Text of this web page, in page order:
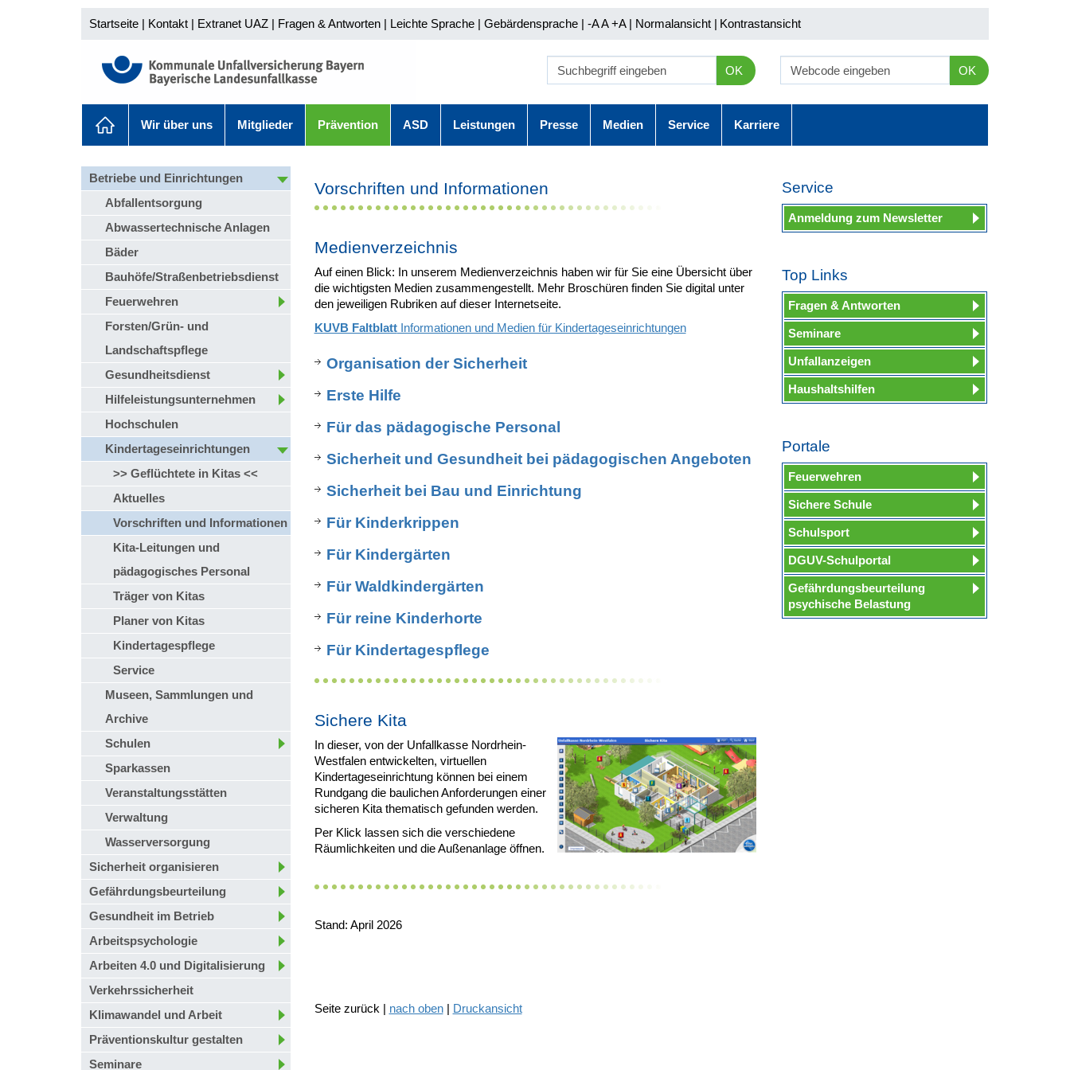
Startseite | Kontakt | Extranet UAZ | Fragen & Antworten | Leichte Sprache | Gebärdensprache | -A A+A | Normalansicht | Kontrastansicht
OK OK
Wir über uns Mitglieder Prävention ASD Leistungen Presse Medien Service Karriere
Betriebe und Einrichtungen
Abfallentsorgung
Abwassertechnische Anlagen
Bäder
Bauhöfe/Straßenbetriebsdienst
Feuerwehren
Forsten/Grün- und
Landschaftspflege
Gesundheitsdienst
Hilfeleistungsunternehmen
Hochschulen
Kindertageseinrichtungen
>> Geflüchtete in Kitas <<
Aktuelles
Vorschriften und Informationen
Kita-Leitungen und
pädagogisches Personal
Träger von Kitas
Planer von Kitas
Kindertagespflege
Service
Museen, Sammlungen und
Archive
Schulen
Sparkassen
Veranstaltungsstätten
Verwaltung
Wasserversorgung
Sicherheit organisieren
Gefährdungsbeurteilung
Gesundheit im Betrieb
Arbeitspsychologie
Arbeiten 4.0 und Digitalisierung
Verkehrssicherheit
Klimawandel und Arbeit
Präventionskultur gestalten
Seminare
Vorschriften und Informationen
Medienverzeichnis
Auf einen Blick: In unserem Medienverzeichnis haben wir für Sie eine Übersicht über
die wichtigsten Medien zusammengestellt. Mehr Broschüren finden Sie digital unter
den jeweiligen Rubriken auf dieser Internetseite.
KUVB FaltblattInformationen und Medien für Kindertageseinrichtungen
Organisation der Sicherheit
Erste Hilfe
Für das pädagogische Personal
Sicherheit und Gesundheit bei pädagogischen Angeboten
Sicherheit bei Bau und Einrichtung
Für Kinderkrippen
Für Kindergärten
Für Waldkindergärten
Für reine Kinderhorte
Für Kindertagespflege
Sichere Kita
In dieser, von der Unfallkasse Nordrhein-
Westfalen entwickelten, virtuellen
Kindertageseinrichtung können bei einem
Rundgang die baulichen Anforderungen einer
sicheren Kita thematisch gefunden werden.
Per Klick lassen sich die verschiedene
Räumlichkeiten und die Außenanlage öffnen.
Stand: April 2026
Seite zurück | nach oben| Druckansicht
Service
Anmeldung zum Newsletter
Top Links
Fragen & Antworten
Seminare
Unfallanzeigen
Haushaltshilfen
Portale
Feuerwehren
Sichere Schule
Schulsport
DGUV-Schulportal
Gefährdungsbeurteilung
psychische Belastung